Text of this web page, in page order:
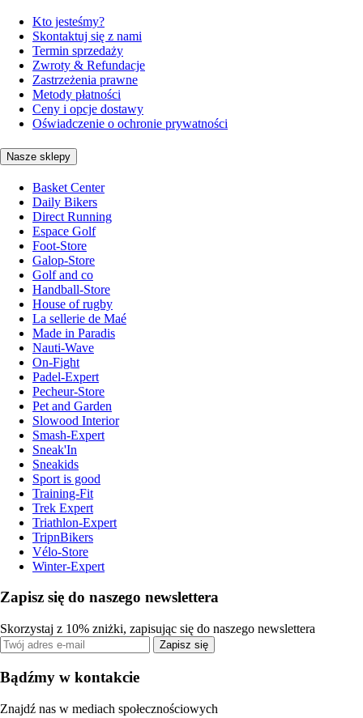
Kto jesteśmy?
Skontaktuj się z nami
Termin sprzedaży
Zwroty & Refundacje
Zastrzeżenia prawne
Metody płatności
Ceny i opcje dostawy
Oświadczenie o ochronie prywatności
Nasze sklepy
Basket Center
Daily Bikers
Direct Running
Espace Golf
Foot-Store
Galop-Store
Golf and co
Handball-Store
House of rugby
La sellerie de Maé
Made in Paradis
Nauti-Wave
On-Fight
Padel-Expert
Pecheur-Store
Pet and Garden
Slowood Interior
Smash-Expert
Sneak'In
Sneakids
Sport is good
Training-Fit
Trek Expert
Triathlon-Expert
TripnBikers
Vélo-Store
Winter-Expert
Zapisz się do naszego newslettera
Skorzystaj z 10% zniżki, zapisując się do naszego newslettera
Zapisz się
Bądźmy w kontakcie
Znajdź nas w mediach społecznościowych